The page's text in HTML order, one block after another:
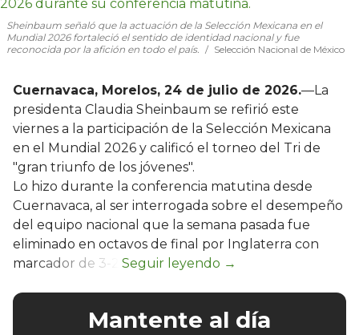
Sheinbaum señaló que la actuación de la Selección Mexicana en el
Mundial 2026 fortaleció el sentido de identidad nacional y fue
reconocida por la afición en todo el país.
Selección Nacional de México
Cuernavaca, Morelos, 24 de julio de 2026.—La
presidenta Claudia Sheinbaum se refirió este
viernes a la participación de la Selección Mexicana
en el Mundial 2026 y calificó el torneo del Tri de
"gran triunfo de los jóvenes".
Lo hizo durante la conferencia matutina desde
Cuernavaca, al ser interrogada sobre el desempeño
del equipo nacional que la semana pasada fue
eliminado en octavos de final por Inglaterra con
marcador de 3-2.
Mantente al día